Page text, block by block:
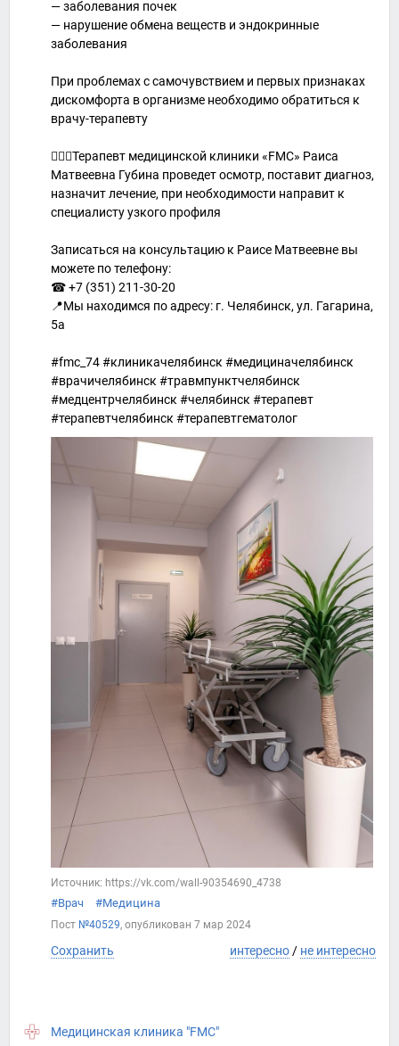
— заболевания почек
— нарушение обмена веществ и эндокринные
заболевания
При проблемах с самочувствием и первых признаках
дискомфорта в организме необходимо обратиться к
врачу-терапевту
🧑🏽‍⚕Терапевт медицинской клиники «FMC» Раиса
Матвеевна Губина проведет осмотр, поставит диагноз,
назначит лечение, при необходимости направит к
специалисту узкого профиля
Записаться на консультацию к Раисе Матвеевне вы
можете по телефону:⁣⁣⠀
☎ +7 (351) 211-30-20 ⁣⁣⠀
📍Мы находимся по адресу: г. Челябинск, ул. Гагарина,
5а
#fmc_74 #клиникачелябинск #медициначелябинск
#врачичелябинск #травмпунктчелябинск
#медцентрчелябинск #челябинск #терапевт
#терапевтчелябинск #терапевтгематолог
Источник: https://vk.com/wall-90354690_4738
#Врач #Медицина
Пост №40529, опубликован 7 мар 2024
Сохранить интересно / не интересно
Медицинская клиника "FMC"